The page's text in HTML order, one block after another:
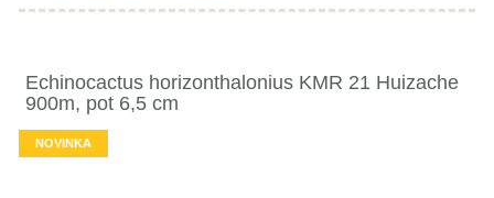
Echinocactus horizonthalonius KMR 21 Huizache
900m, pot 6,5 cm
NOVINKA